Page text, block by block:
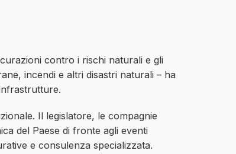
contro i rischi naturali e gli
incendi e altri disastri naturali – ha
Il legislatore, le compagnie
del Paese di fronte agli eventi
e consulenza specializzata.